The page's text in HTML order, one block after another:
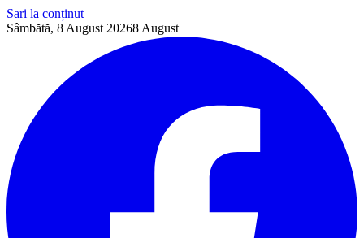
Sari la conținut
Sâmbătă, 8 August 20268 August